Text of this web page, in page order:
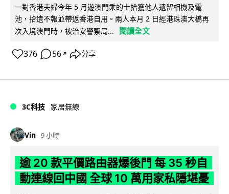
一對香港夫婦今年 5 月遊澳門乘的士拾獲他人遺留相機及電
池，拾遺不報並帶返香港自用。兩人本月 2 日經港珠澳大橋再
次入境澳門時，被治安警察局...
閱讀全文
376 56 ↗ 分享
3C科技 家居無線
Vin 9 小時
逾 20 款平價路由器爆後門 每 35 秒自
動連線回中國 全球 10 萬用家私隱堪憂